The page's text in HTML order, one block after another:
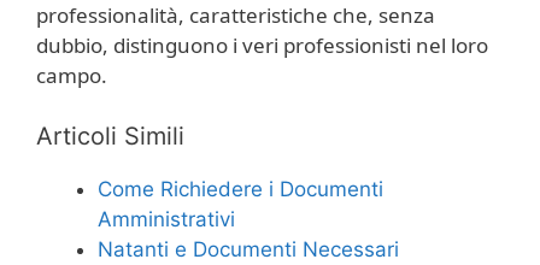
professionalità, caratteristiche che, senza
dubbio, distinguono i veri professionisti nel loro
campo.
Articoli Simili
Come Richiedere i Documenti
Amministrativi
Natanti e Documenti Necessari